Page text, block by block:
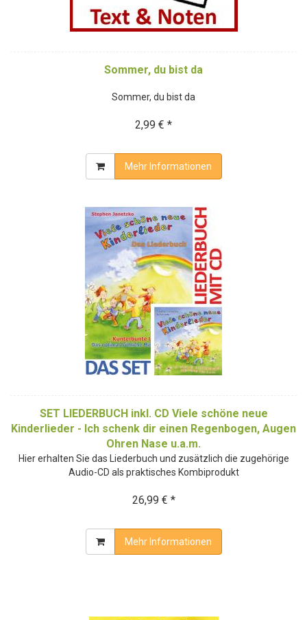
Sommer, du bist da
Sommer, du bist da
2,99 € *
Mehr Informationen
SET LIEDERBUCH inkl. CD Viele schöne neue
Kinderlieder - Ich schenk dir einen Regenbogen, Augen
Ohren Nase u.a.m.
Hier erhalten Sie das Liederbuch und zusätzlich die zugehörige
Audio-CD als praktisches Kombiprodukt
26,99 € *
Mehr Informationen